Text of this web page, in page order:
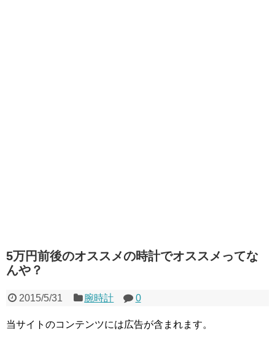
5万円前後のオススメの時計でオススメってな
んや？
2015/5/31 腕時計 0
当サイトのコンテンツには広告が含まれます。